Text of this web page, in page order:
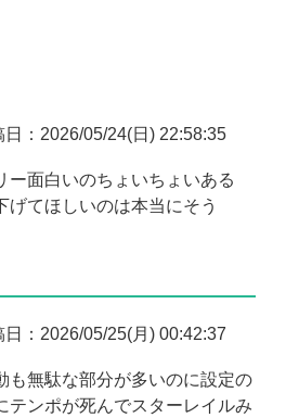
日：2026/05/24(日) 22:58:35
ー面白いのちょいちょいある
げてほしいのは本当にそう
日：2026/05/25(月) 00:42:37
も無駄な部分が多いのに設定の
テンポが死んでスターレイルみ